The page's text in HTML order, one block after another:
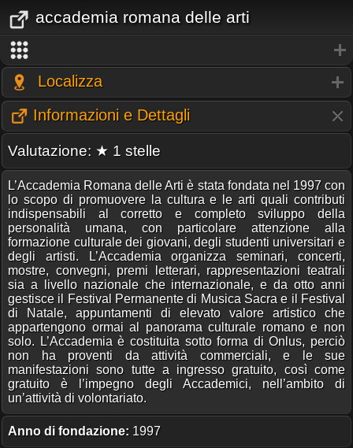
accademia romana delle arti
Localizza
Informazioni e Dettagli
Valutazione: ★ 1 stelle
L’Accademia Romana delle Arti è stata fondata nel 1997 con
lo scopo di promuovere la cultura e le arti quali contributi
indispensabili al corretto e completo sviluppo della
personalità umana, con particolare attenzione alla
formazione culturale dei giovani, degli studenti universitari e
degli artisti. L’Accademia organizza seminari, concerti,
mostre, convegni, premi letterari, rappresentazioni teatrali
sia a livello nazionale che internazionale, e da otto anni
gestisce il Festival Permanente di Musica Sacra e il Festival
di Natale, appuntamenti di elevato valore artistico che
appartengono ormai al panorama culturale romano e non
solo. L’Accademia è costituita sotto forma di Onlus, perciò
non ha proventi da attività commerciali, e le sue
manifestazioni sono tutte a ingresso gratuito, così come
gratuito è l’impegno degli Accademici, nell’ambito di
un’attività di volontariato.
Anno di fondazione: 1997